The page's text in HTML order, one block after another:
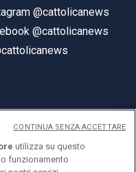
@cattolicanews
@cattolicanews
utilizza su questo
funzionamento
CONTINUA SENZA ACCETTARE